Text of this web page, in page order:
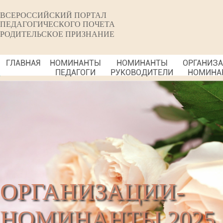
ВСЕРОССИЙСКИЙ ПОРТАЛ
ПЕДАГОГИЧЕСКОГО ПОЧЕТА
РОДИТЕЛЬСКОЕ ПРИЗНАНИЕ
ГЛАВНАЯ
НОМИНАНТЫ
ПЕДАГОГИ
НОМИНАНТЫ
РУКОВОДИТЕЛИ
ОРГАНИЗАЦИИ-